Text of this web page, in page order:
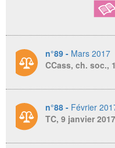
n°89 - Mars 2017
CCass, ch. soc.,
n°88 - Février
TC, 9 janvier